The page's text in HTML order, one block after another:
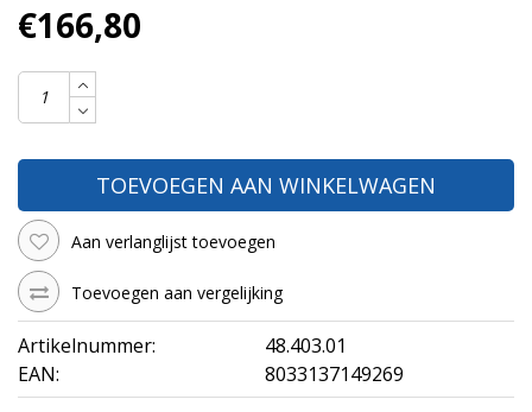
€166,80
TOEVOEGEN AAN WINKELWAGEN
Aan verlanglijst toevoegen
Toevoegen aan vergelijking
Artikelnummer:
48.403.01
EAN:
8033137149269